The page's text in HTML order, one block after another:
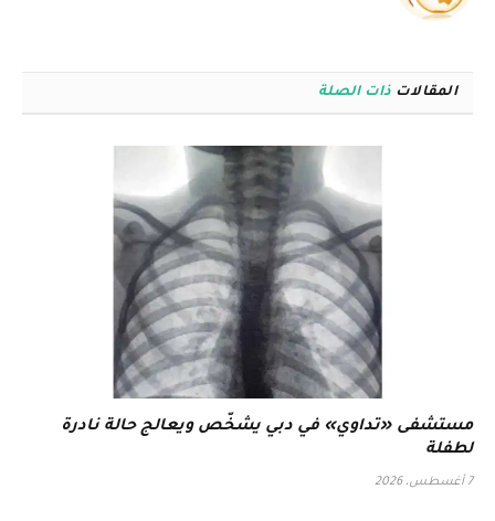
المقالات ذات الصلة
مستشفى «تداوي» في دبي يشخّص ويعالج حالة نادرة
لطفلة
7 أغسطس، 2026